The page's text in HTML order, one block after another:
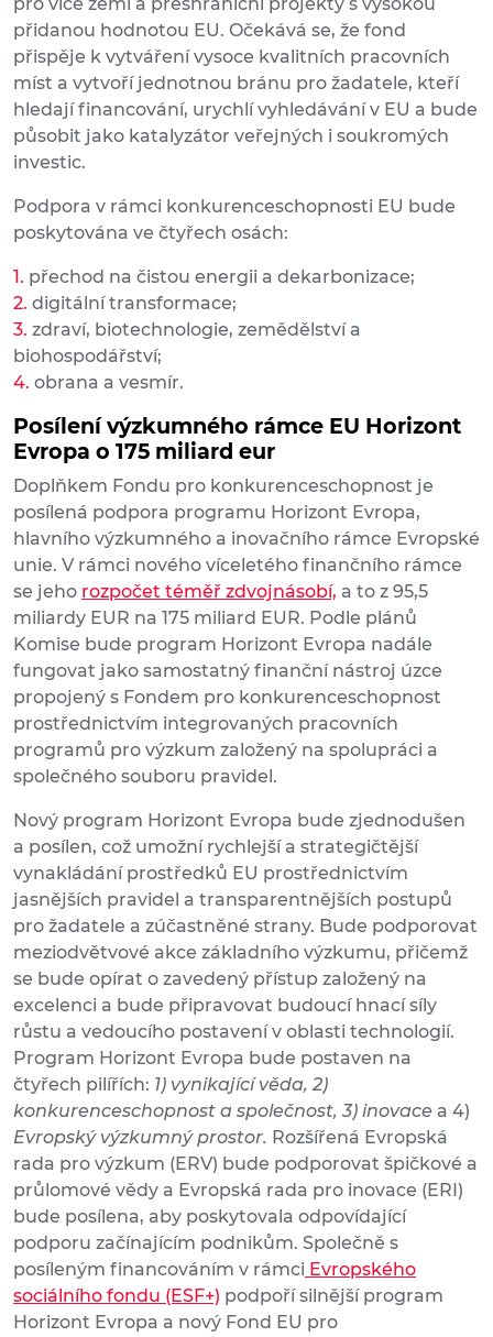
přidanou hodnotou EU. Očekává se, že fond
přispěje k vytváření vysoce kvalitních pracovních
míst a vytvoří jednotnou bránu pro žadatele, kteří
hledají financování, urychlí vyhledávání v EU a bude
působit jako katalyzátor veřejných i soukromých
investic.
Podpora v rámci konkurenceschopnosti EU bude
poskytována ve čtyřech osách:
přechod na čistou energii a dekarbonizace;
digitální transformace;
zdraví, biotechnologie, zemědělství a
biohospodářství;
obrana a vesmír.
Posílení výzkumného rámce EU Horizont
Evropa o 175 miliard eur
Doplňkem Fondu pro konkurenceschopnost je
posílená podpora programu Horizont Evropa,
hlavního výzkumného a inovačního rámce Evropské
unie. V rámci nového víceletého finančního rámce
se jeho rozpočet téměř zdvojnásobí, a to z 95,5
miliardy EUR na 175 miliard EUR. Podle plánů
Komise bude program Horizont Evropa nadále
fungovat jako samostatný finanční nástroj úzce
propojený s Fondem pro konkurenceschopnost
prostřednictvím integrovaných pracovních
programů pro výzkum založený na spolupráci a
společného souboru pravidel.
Nový program Horizont Evropa bude zjednodušen
a posílen, což umožní rychlejší a strategičtější
vynakládání prostředků EU prostřednictvím
jasnějších pravidel a transparentnějších postupů
pro žadatele a zúčastněné strany. Bude podporovat
meziodvětvové akce základního výzkumu, přičemž
se bude opírat o zavedený přístup založený na
excelenci a bude připravovat budoucí hnací síly
růstu a vedoucího postavení v oblasti technologií.
Program Horizont Evropa bude postaven na
čtyřech pilířích: 1) vynikající věda, 2)
konkurenceschopnost a společnost, 3) inovace a 4)
Evropský výzkumný prostor. Rozšířená Evropská
rada pro výzkum (ERV) bude podporovat špičkové a
průlomové vědy a Evropská rada pro inovace (ERI)
bude posílena, aby poskytovala odpovídající
podporu začínajícím podnikům. Společně s
posíleným financováním v rámci Evropského
sociálního fondu (ESF+) podpoří silnější program
Horizont Evropa a nový Fond EU pro